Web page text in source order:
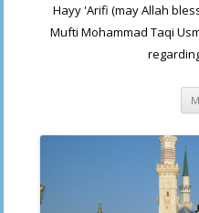
Hayy 'Arifi (may Allah
Mufti Mohammad Taqi